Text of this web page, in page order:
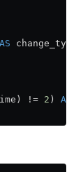
AS change_type
!= 2 ) AND